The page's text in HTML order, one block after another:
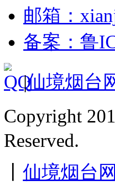
邮箱：
备案：鲁
|仙境烟台
Copyright
Reserved.
仙境烟台网